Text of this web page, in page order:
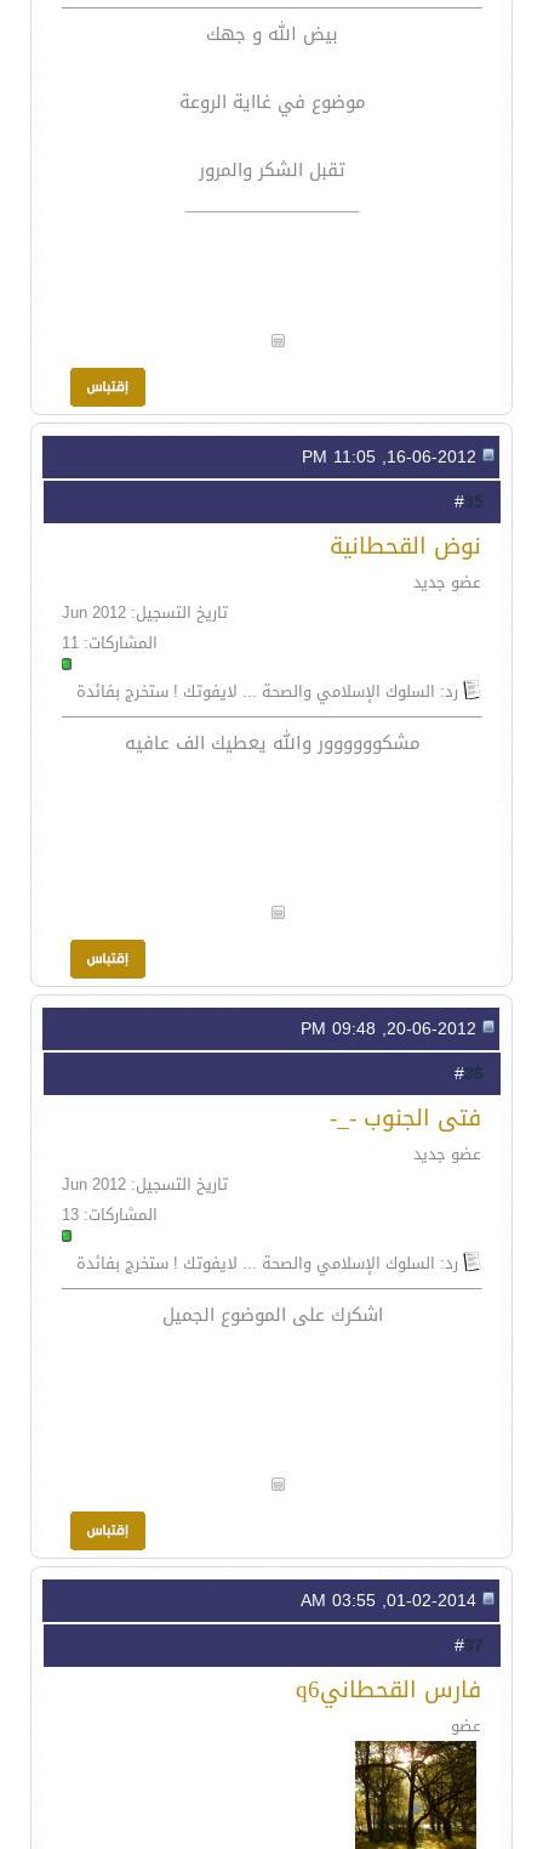
بيض الله و جهك
موضوع في غااية الروعة
تقبل الشكر والمرور
__________________
35
نوض القحطانية
عضو جديد
تاريخ التسجيل: Jun 2012
المشاركات: 11
رد: السلوك الإسلامي والصحة ... لايفوتك ! ستخرج بفائدة
مشكوووووور والله يعطيك الف عافيه
36
فتى الجنوب -_-
عضو جديد
تاريخ التسجيل: Jun 2012
المشاركات: 13
رد: السلوك الإسلامي والصحة ... لايفوتك ! ستخرج بفائدة
اشكرك على الموضوع الجميل
37
فارس القحطانيq6
عضو